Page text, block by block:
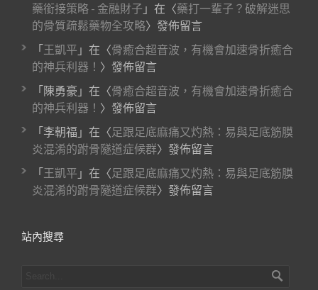
藥銜接策略 - 金融財子 」在〈藥打一輩子？破解迷思
的骨質疏鬆藥物全攻略〉發佈留言
「 王凱平 」在〈骨癒合超音波，有機會加速骨折癒合
的神兵利器！ 〉發佈留言
「 陳勇豪 」在〈骨癒合超音波，有機會加速骨折癒合
的神兵利器！ 〉發佈留言
「 李朝福 」在〈足跟足底麻痛又灼熱：易與足底筋膜
炎混淆的跗骨隧道症候群〉發佈留言
「 王凱平 」在〈足跟足底麻痛又灼熱：易與足底筋膜
炎混淆的跗骨隧道症候群〉發佈留言
站內搜尋